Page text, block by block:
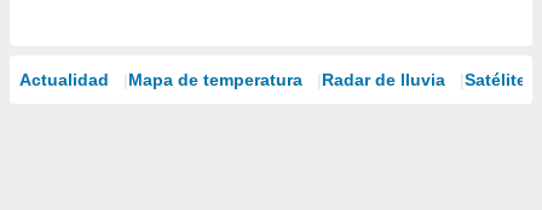
Actualidad Mapa de temperatura Radar de lluvia Satélites